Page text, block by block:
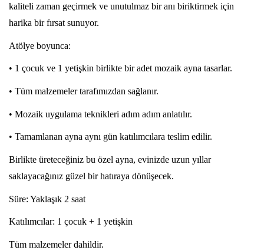
kaliteli zaman geçirmek ve unutulmaz bir anı biriktirmek için
harika bir fırsat sunuyor.
Atölye boyunca:
• 1 çocuk ve 1 yetişkin birlikte bir adet mozaik ayna tasarlar.
• Tüm malzemeler tarafımızdan sağlanır.
• Mozaik uygulama teknikleri adım adım anlatılır.
• Tamamlanan ayna aynı gün katılımcılara teslim edilir.
Birlikte üreteceğiniz bu özel ayna, evinizde uzun yıllar
saklayacağınız güzel bir hatıraya dönüşecek.
Süre: Yaklaşık 2 saat
Katılımcılar: 1 çocuk + 1 yetişkin
Tüm malzemeler dahildir.